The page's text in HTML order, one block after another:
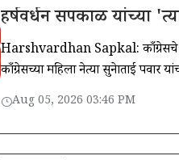
हर्षवर्धन सपकाळ यांच्या
Harshvardhan Sapkal: काँग्रेसचे
काँग्रेसच्या महिला नेत्या सुनेत्राताई
Aug 05, 2026 03:46 PM